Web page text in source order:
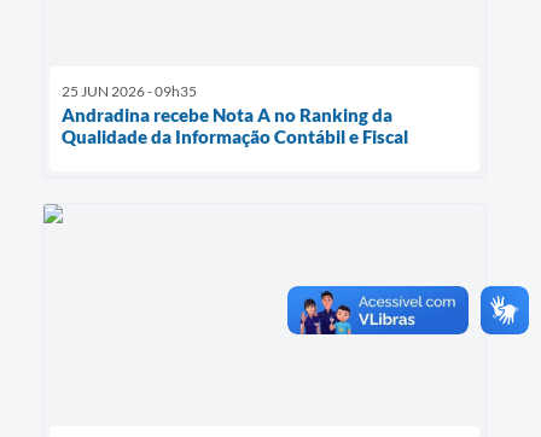
25 JUN 2026 - 09h35
Andradina recebe Nota A no Ranking da
Qualidade da Informação Contábil e Fiscal